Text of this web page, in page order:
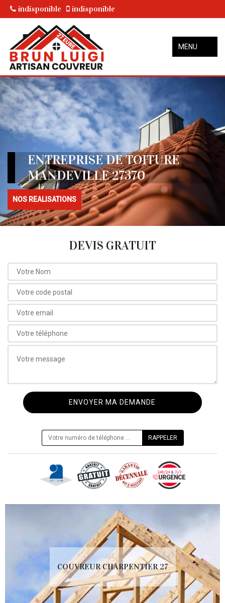
indisponible indisponible
MENU
ENTREPRISE DE TOITURE
MANDEVILLE 27370
NOS REALISATIONS
DEVIS GRATUIT
COUVREUR CHARPENTIER 27